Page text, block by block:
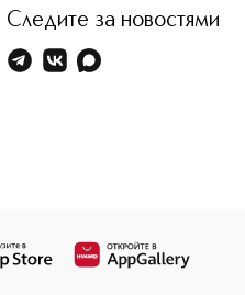
Следите за новостями